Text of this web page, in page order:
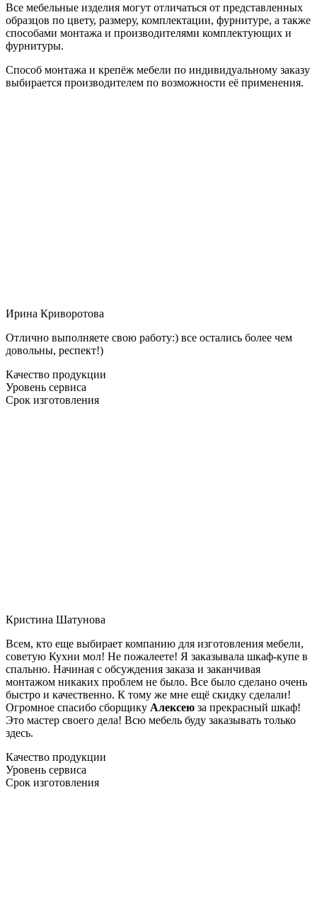
Все мебельные изделия могут отличаться от представленных
образцов по цвету, размеру, комплектации, фурнитуре, а также
способами монтажа и производителями комплектующих и
фурнитуры.
Способ монтажа и крепёж мебели по индивидуальному заказу
выбирается производителем по возможности её применения.
Ирина Криворотова
Отлично выполняете свою работу:) все остались более чем
довольны, респект!)
Качество продукции
Уровень сервиса
Срок изготовления
Кристина Шатунова
Всем, кто еще выбирает компанию для изготовления мебели,
советую Кухни мол! Не пожалеете! Я заказывала шкаф-купе в
спальню. Начиная с обсуждения заказа и заканчивая
монтажом никаких проблем не было. Все было сделано очень
быстро и качественно. К тому же мне ещё скидку сделали!
Огромное спасибо сборщику Алексею за прекрасный шкаф!
Это мастер своего дела! Всю мебель буду заказывать только
здесь.
Качество продукции
Уровень сервиса
Срок изготовления